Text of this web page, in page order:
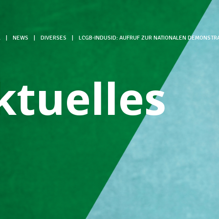
NEWS DIVERSES LCGB-INDUSID: AUFRUF ZUR NATIONALEN